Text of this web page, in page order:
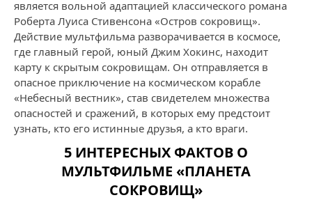
является вольной адаптацией классического романа
Роберта Луиса Стивенсона «Остров сокровищ».
Действие мультфильма разворачивается в космосе,
где главный герой, юный Джим Хокинс, находит
карту к скрытым сокровищам. Он отправляется в
опасное приключение на космическом корабле
«Небесный вестник», став свидетелем множества
опасностей и сражений, в которых ему предстоит
узнать, кто его истинные друзья, а кто враги.
5 ИНТЕРЕСНЫХ ФАКТОВ О
МУЛЬТФИЛЬМЕ «ПЛАНЕТА
СОКРОВИЩ»